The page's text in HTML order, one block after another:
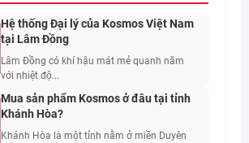
Hệ thống Đại lý của Kosmos Việt Nam
tại Lâm Đồng
Lâm Đồng có khí hậu mát mẻ quanh năm
với nhiệt độ...
Mua sản phẩm Kosmos ở đâu tại tỉnh
Khánh Hòa?
Khánh Hòa là một tỉnh nằm ở miền Duyên